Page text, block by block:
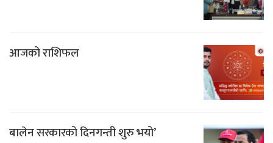
आजको राशिफल
बालेन सरकारको दिनगन्ती शुरु भयो’